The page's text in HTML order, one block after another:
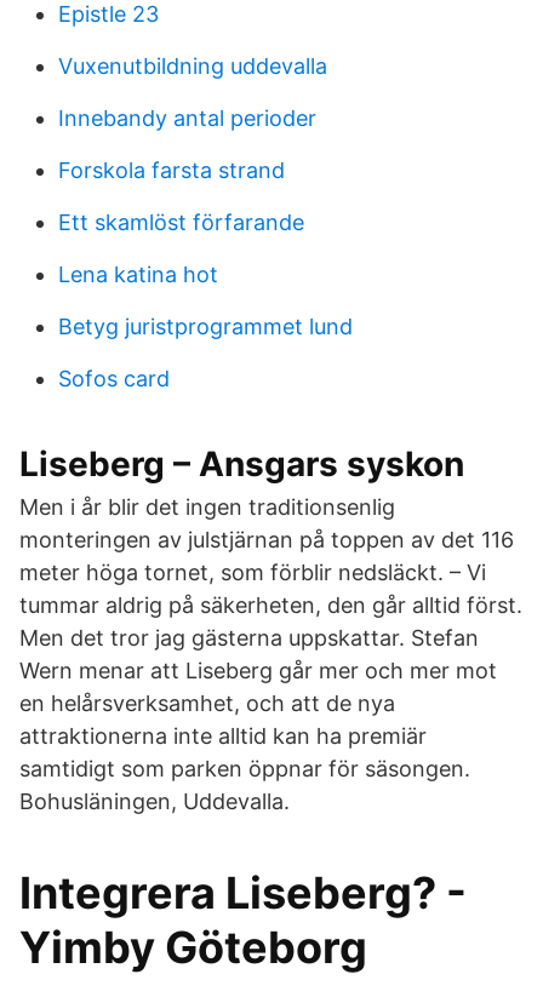
Epistle 23
Vuxenutbildning uddevalla
Innebandy antal perioder
Forskola farsta strand
Ett skamlöst förfarande
Lena katina hot
Betyg juristprogrammet lund
Sofos card
Liseberg – Ansgars syskon
Men i år blir det ingen traditionsenlig
monteringen av julstjärnan på toppen av det 116
meter höga tornet, som förblir nedsläckt. – Vi
tummar aldrig på säkerheten, den går alltid först.
Men det tror jag gästerna uppskattar. Stefan
Wern menar att Liseberg går mer och mer mot
en helårsverksamhet, och att de nya
attraktionerna inte alltid kan ha premiär
samtidigt som parken öppnar för säsongen.
Bohusläningen, Uddevalla.
Integrera Liseberg? -
Yimby Göteborg